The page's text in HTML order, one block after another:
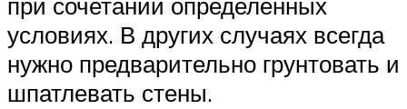
условиях. В других случаях всегда
нужно предварительно грунтовать и
шпатлевать стены.